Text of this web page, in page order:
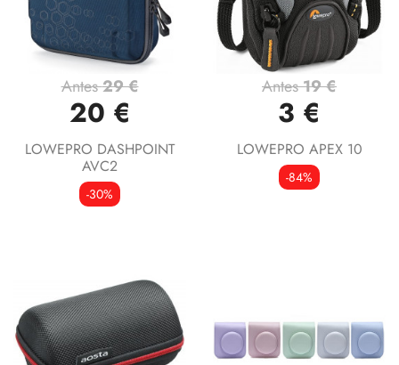
Antes29 €
20 €
LOWEPRO DASHPOINT
AVC2
-30%
Antes19 €
3 €
LOWEPRO APEX 10
-84%